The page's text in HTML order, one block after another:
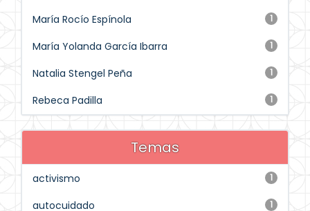
1
María Rocío Espínola
1
María Yolanda García Ibarra
1
Natalia Stengel Peña
1
Rebeca Padilla
Temas
1
activismo
1
autocuidado